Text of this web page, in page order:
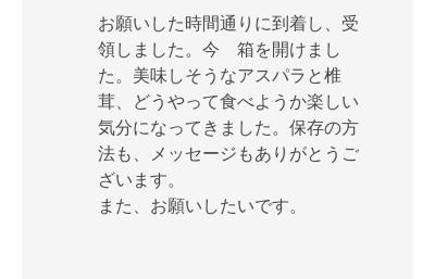
お願いした時間通りに到着し、受
領しました。今 箱を開けまし
た。美味しそうなアスパラと椎
茸、どうやって食べようか楽しい
気分になってきました。保存の方
法も、メッセージもありがとうご
ざいます。
また、お願いしたいです。